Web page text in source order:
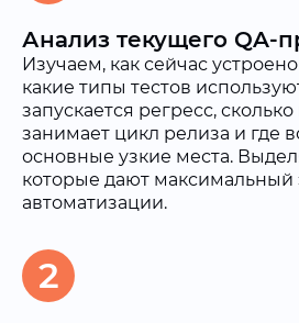
Анализ текущего QA-
Изучаем, как сейчас
какие типы тестов
запускается регресс,
занимает цикл релиза и где
основные узкие места.
которые дают максимальный
автоматизации.
2